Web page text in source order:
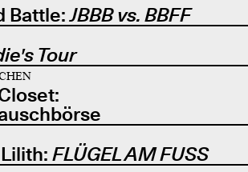
Battle:JBBB vs. BBFF
Tour
FLÜGEL AM FUSS